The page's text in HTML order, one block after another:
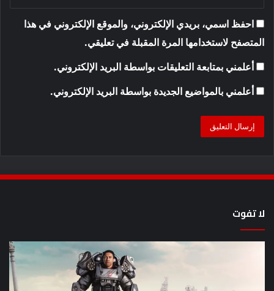
احفظ اسمي، بريدي الإلكتروني، والموقع الإلكتروني في هذا
المتصفح لاستخدامها المرة المقبلة في تعليقي.
أعلمني بمتابعة التعليقات بواسطة البريد الإلكتروني.
أعلمني بالمواضيع الجديدة بواسطة البريد الإلكتروني.
لا تفوت